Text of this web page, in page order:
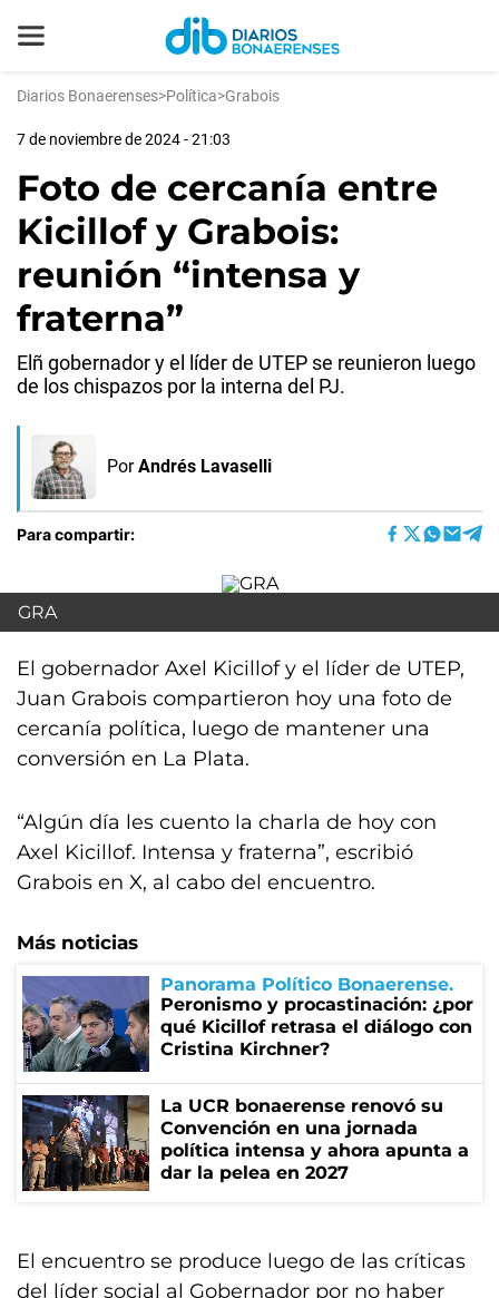
Diarios Bonaerenses>Política>Grabois
7 de noviembre de 2024 - 21:03
Foto de cercanía entre
Kicillof y Grabois:
reunión “intensa y
fraterna”
Elñ gobernador y el líder de UTEP se reunieron luego
de los chispazos por la interna del PJ.
Por Andrés Lavaselli
Para compartir:
GRA
El gobernador Axel Kicillof y el líder de UTEP,
Juan Grabois compartieron hoy una foto de
cercanía política, luego de mantener una
conversión en La Plata.
“Algún día les cuento la charla de hoy con
Axel Kicillof. Intensa y fraterna”, escribió
Grabois en X, al cabo del encuentro.
Más noticias
Panorama Político Bonaerense
Peronismo y procastinación: ¿por
qué Kicillof retrasa el diálogo con
Cristina Kirchner?
La UCR bonaerense renovó su
Convención en una jornada
política intensa y ahora apunta a
dar la pelea en 2027
El encuentro se produce luego de las críticas
del líder social al Gobernador por no haber